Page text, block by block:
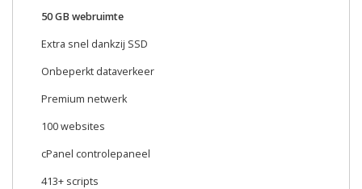
50 GB webruimte
Extra snel dankzij SSD
Onbeperkt dataverkeer
Premium netwerk
100 websites
cPanel controlepaneel
413+ scripts